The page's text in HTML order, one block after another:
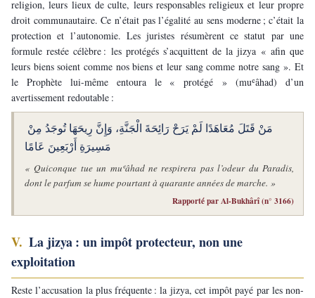
religion, leurs lieux de culte, leurs responsables religieux et leur propre
droit communautaire. Ce n’était pas l’égalité au sens moderne ; c’était la
protection et l’autonomie. Les juristes résumèrent ce statut par une
formule restée célèbre : les protégés s’acquittent de la jizya « afin que
leurs biens soient comme nos biens et leur sang comme notre sang ». Et
le Prophète lui-même entoura le « protégé » (muʿâhad) d’un
avertissement redoutable :
مَسِيرَةِ أَرْبَعِينَ عَامًا
« Quiconque tue un muʿâhad ne respirera pas l’odeur du Paradis,
dont le parfum se hume pourtant à quarante années de marche. »
Rapporté par Al-Bukhârî (n° 3166)
V. La jizya : un impôt protecteur, non une
exploitation
Reste l’accusation la plus fréquente : la jizya, cet impôt payé par les non-